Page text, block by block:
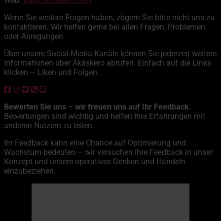
Wenn Sie weitere Fragen haben, zögern Sie bitte nicht uns zu
kontaktieren. Wir helfen gerne bei allen Fragen, Problemen
oder Anregungen
Über unsere Social-Media-Kanäle können Sie jederzeit weitere
Informationen über Äkäskero abrufen. Einfach auf die Links
klicken – Liken und Folgen.
Bewerten Sie uns – wir freuen uns auf Ihr Feedback.
Bewertungen sind wichtig und helfen Ihre Erfahrungen mit
anderen Nutzern zu teilen.
Ihr Feedback kann eine Chance auf Optimierung und
Wachstum bedeuten – wir versuchen Ihre Feedback in unser
Konzept und unsere operatives Denken und Handeln
einzubeziehen.